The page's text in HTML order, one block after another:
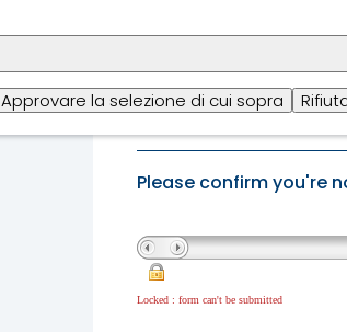
Approvare la selezione di cui sopra
*For information on
please refer to the
Please confirm you're
Locked : form can't be submitted